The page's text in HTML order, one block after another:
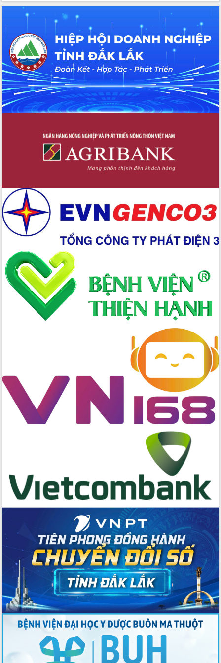
Hồ Thị Nguyên Thảo làm việc tại Trung
tâm Phục vụ hành chính công xã Ea
Xây dựng nền hành chính số đồng
hành cùng nông dân dân, doanh nghiệp
Giai đoạn 2026-2030, Đắk Lắk phấn
đấu có 77% xã đạt chuẩn nông thôn
mới
Chuyển đổi số 'mở đường' cho nông
nghiệp Đắk Lắk tăng trưởng bứt phá
Triển khai đồng bộ đo đạc, lập hồ sơ
Ứng dụng sinh trắc học - Bước tiến
trong hành trình chuyển đổi số tại Đắk
Đảng từ Sổ tay đảng viên điện tử
Đắk Lắk đẩy mạnh nuôi biển công
nghệ, hướng tới phát triển thủy sản
bền vững
Tập huấn nâng cao năng lực triển khai
chuyển đổi số cho cán bộ, công chức
cấp xã
Đắk Lắk phát động hưởng ứng Ngày
Quyền của người tiêu dùng Việt Nam
2026
Đẩy mạnh cải cách hành chính, quyết
tâm đạt được mục tiêu tăng trưởng
hai con số trong năm 2026
Bệnh án điện tử thúc đẩy chuyển đổi
số y tế tại Đắk Lắk
Chuyển đổi số thư viện: Mở rộng
không gian tri thức trong thời đại số
Bầu cử Quốc hội và HĐND: Cử tri Đắk
Lắk gửi gắm niềm tin, kỳ vọng vào lá
phiếu
Ngày hội bầu cử đại biểu Quốc hội
khóa XVI và HĐND các cấp nhiệm kỳ
2026-2031
Đảm bảo cuộc bầu cử đại biểu Quốc
hội và đại biểu HĐND các cấp diễn ra
an toàn, hiệu quả, đúng quy định
Thủ tướng Chính phủ Phạm Minh Chính
kiểm tra, chỉ đạo hoàn thành các dự
án cao tốc và thăm khu tái định cư tại
Đắk Lắk
Sôi nổi Hội đua ngựa truyền thống Gò
Thì Thùng mừng Xuân Bính Ngọ 2026
Lãnh đạo tỉnh dâng hương tưởng niệm
tại Đập Đồng Cam đầu Xuân Bính Ngọ